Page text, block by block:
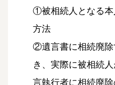
①被相続人となる本
方法
②遺言書に相続廃除
き、実際に被相続
言執行者に相続廃